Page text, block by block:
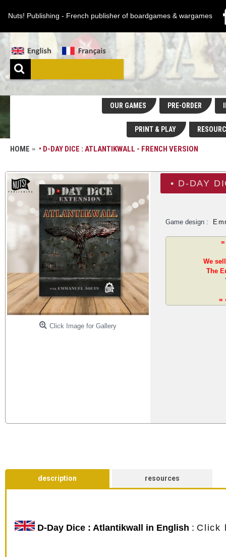
Nuts! Publishing - French publisher of boardgames & wargames
OUR GAMES PRE-ORDER
PRINT & PLAY
HOME • D-DAY DICE : ATLANTIKWALL - FRENCH VERSION
Click Image for Gallery
• D-DAY
Game design :
We
The
=
description resources
D-Day Dice : Atlantikwall in English : Click